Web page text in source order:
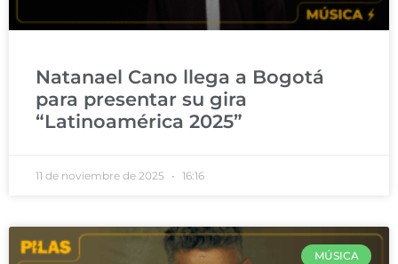
Natanael Cano llega a Bogotá
para presentar su gira
“Latinoamérica 2025”
11 de noviembre de 2025 16:16
MÚSICA